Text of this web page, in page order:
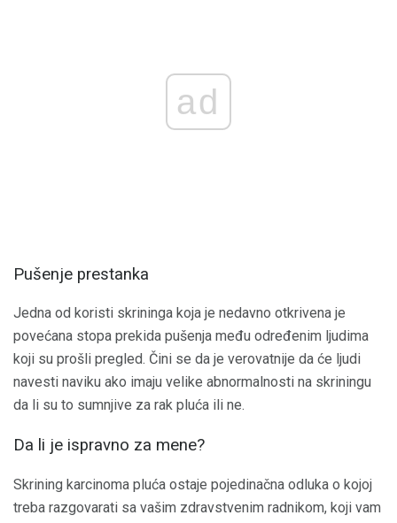
ad
Pušenje prestanka
Jedna od koristi skrininga koja je nedavno otkrivena je
povećana stopa prekida pušenja među određenim ljudima
koji su prošli pregled. Čini se da je verovatnije da će ljudi
navesti naviku ako imaju velike abnormalnosti na skriningu
da li su to sumnjive za rak pluća ili ne.
Da li je ispravno za mene?
Skrining karcinoma pluća ostaje pojedinačna odluka o kojoj
treba razgovarati sa vašim zdravstvenim radnikom, koji vam